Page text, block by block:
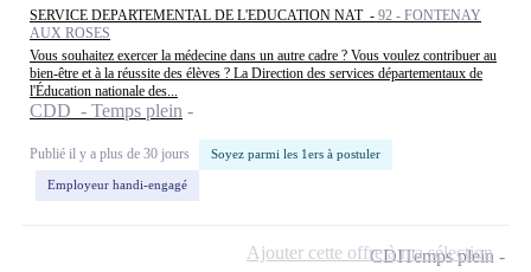
SERVICE DEPARTEMENTAL DE L'EDUCATION NAT - 92 - FONTENAY
AUX ROSES
Vous souhaitez exercer la médecine dans un autre cadre ? Vous voulez contribuer au
bien-être et à la réussite des élèves ? La Direction des services départementaux de
l'Éducation nationale des...
CDD - Temps plein
Publié il y a plus de 30 jours Soyez parmi les 1ers à postuler
Employeur handi-engagé
CDITemps plein
Ajouter cette offre à ma sélection